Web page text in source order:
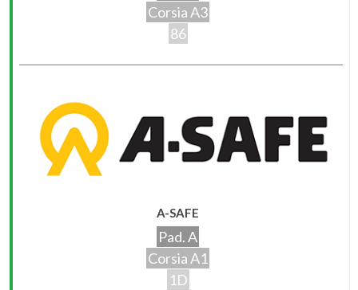
Corsia A3
86
A-SAFE
Pad. A
Corsia A1
1D